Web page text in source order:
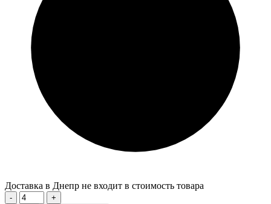
Доставка в Днепр не входит в стоимость товара
-
+